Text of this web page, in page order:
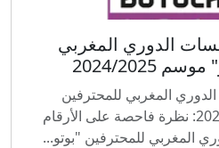
الدوري المغربي
2025
المغربي للمحترفين
"بوتولا برو" موسم 2024/2025: نظرة فاحصة على الأرقام
المغربي للمحترفين "بوتو...